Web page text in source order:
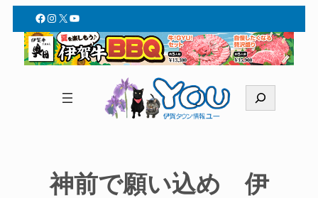
Facebook
Instagram
X YouTube
索
神前で願い込め 伊